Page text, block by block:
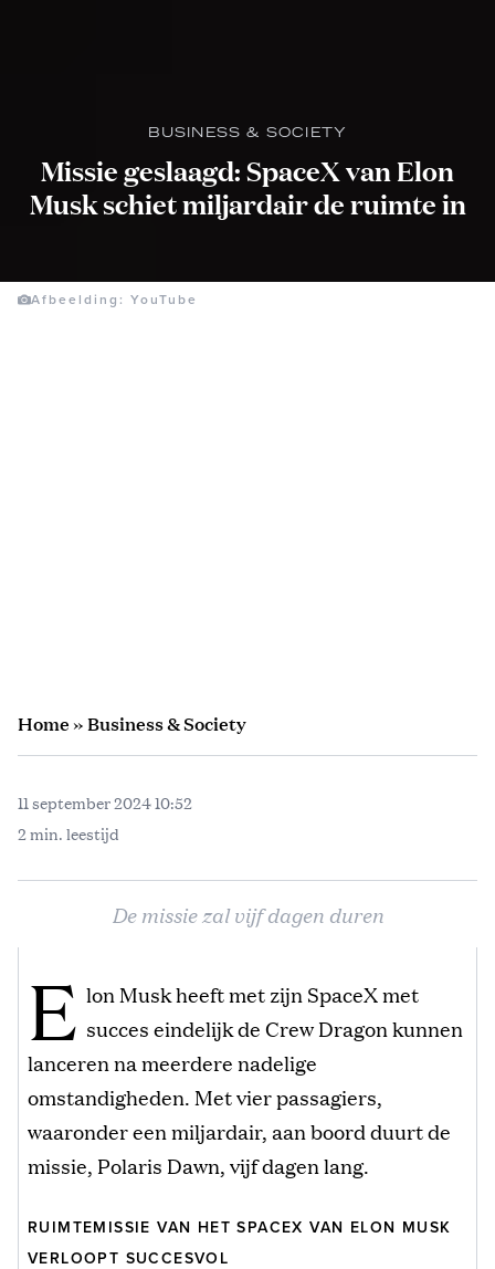
BUSINESS & SOCIETY
Missie geslaagd: SpaceX van Elon
Musk schiet miljardair de ruimte in
Afbeelding: YouTube
Home»Business & Society
11 september 2024 10:52
2 min. leestijd
De missie zal vijf dagen duren
E lon Musk heeft met zijn SpaceX met
succes eindelijk de Crew Dragon kunnen
lanceren na meerdere nadelige
omstandigheden. Met vier passagiers,
waaronder een miljardair, aan boord duurt de
missie, Polaris Dawn, vijf dagen lang.
RUIMTEMISSIE VAN HET SPACEX VAN ELON MUSK
VERLOOPT SUCCESVOL